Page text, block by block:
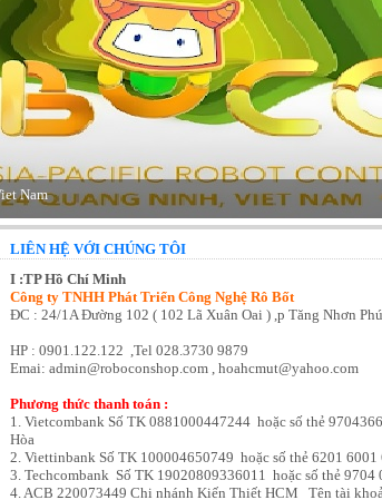
LIÊN HỆ VỚI CHÚNG TÔI
I :TP Hồ Chí Minh
Công ty TNHH Phát Triển Công Nghệ Rô Bốt
ĐC : 24/1A Đường 102 ( 102 Lã Xuân Oai ) ,p Tăng Nhơn
HP : 0901.122.122 ,Tel 028.3730 9879
Emai: admin@roboconshop.com , hoahcmut@yahoo.com
Phương thức thanh toán :
1. Vietcombank Số TK 0881000447244 hoặc số thẻ
Hòa
2. Viettinbank Số TK 100004650749 hoặc số thẻ 6201 6001
3. Techcombank Số TK 19020809336011 hoặc số thẻ
4. ACB 220073449 Chi nhánh Kiến Thiết HCM Tên tài